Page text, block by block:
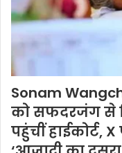
Sonam
को सफदरजंग से
पहुंचीं हाईकोर्ट,